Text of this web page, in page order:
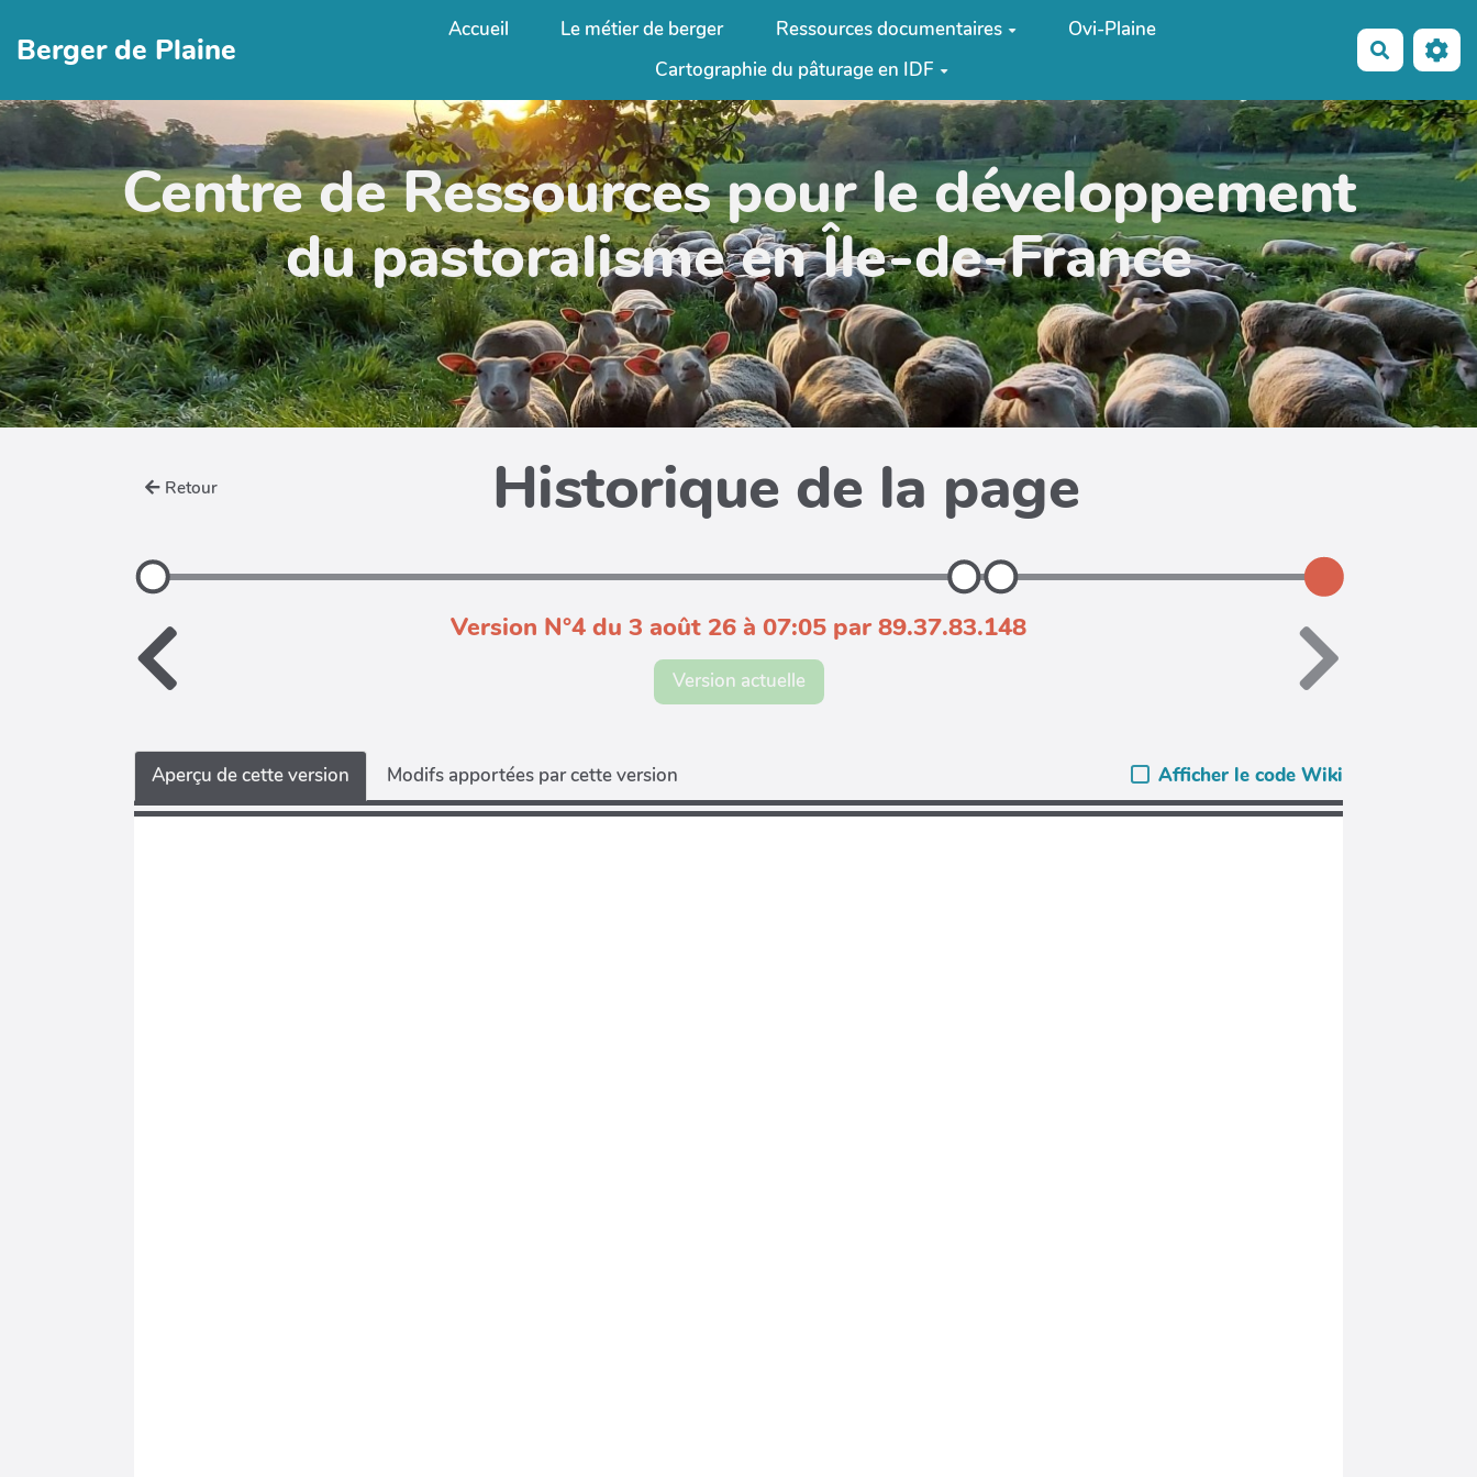
Berger de Plaine
Accueil Le métier de berger Ressources documentaires
Ovi-Plaine
Cartographie du pâturage en IDF
Centre de Ressources pour le développement
du pastoralisme en Île-de-France
Retour Historique de la page
Version N°4 du 3 août 26 à 07:05 par 89.37.83.148
Version actuelle
Aperçu de cette version Modifs apportées par cette version Afficher le code Wiki